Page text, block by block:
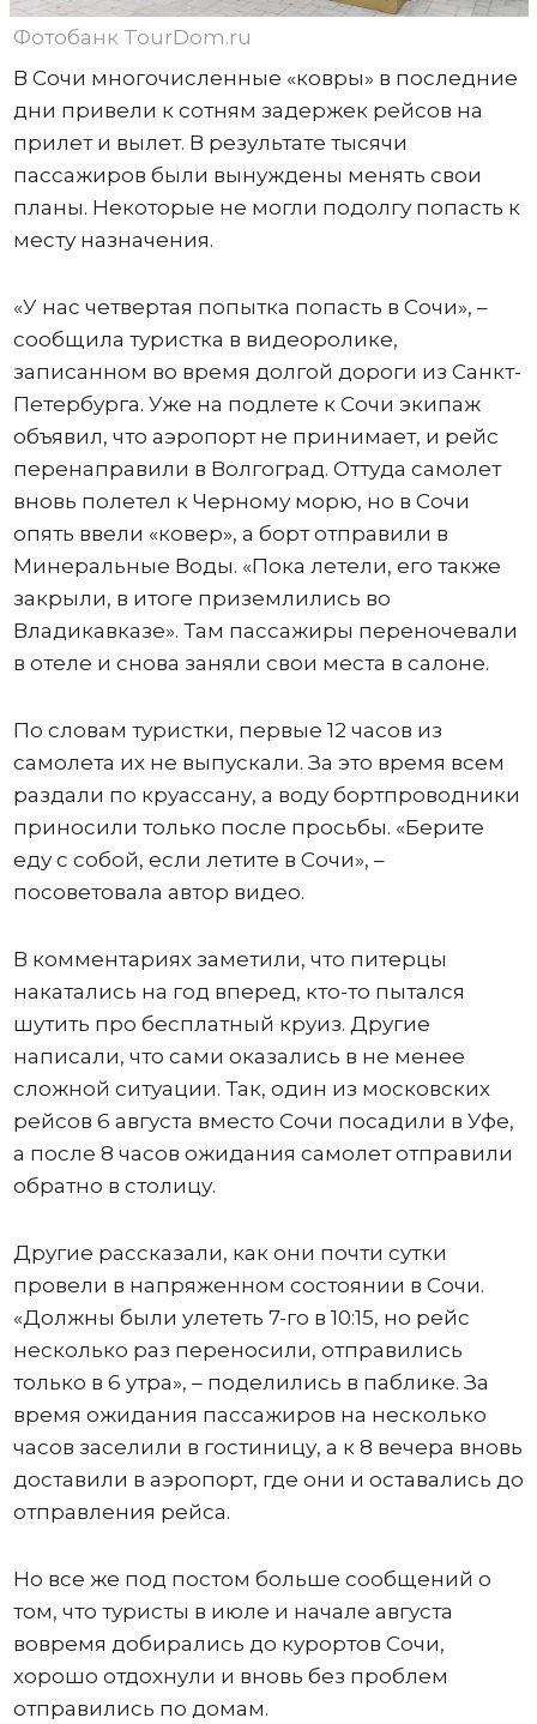
Фотобанк TourDom.ru
В Сочи многочисленные «ковры» в последние
дни привели к сотням задержек рейсов на
прилет и вылет. В результате тысячи
пассажиров были вынуждены менять свои
планы. Некоторые не могли подолгу попасть к
месту назначения.
«У нас четвертая попытка попасть в Сочи», –
сообщила туристка в видеоролике,
записанном во время долгой дороги из Санкт-
Петербурга. Уже на подлете к Сочи экипаж
объявил, что аэропорт не принимает, и рейс
перенаправили в Волгоград. Оттуда самолет
вновь полетел к Черному морю, но в Сочи
опять ввели «ковер», а борт отправили в
Минеральные Воды. «Пока летели, его также
закрыли, в итоге приземлились во
Владикавказе». Там пассажиры переночевали
в отеле и снова заняли свои места в салоне.
По словам туристки, первые 12 часов из
самолета их не выпускали. За это время всем
раздали по круассану, а воду бортпроводники
приносили только после просьбы. «Берите
еду с собой, если летите в Сочи», –
посоветовала автор видео.
В комментариях заметили, что питерцы
накатались на год вперед, кто-то пытался
шутить про бесплатный круиз. Другие
написали, что сами оказались в не менее
сложной ситуации. Так, один из московских
рейсов 6 августа вместо Сочи посадили в Уфе,
а после 8 часов ожидания самолет отправили
обратно в столицу.
Другие рассказали, как они почти сутки
провели в напряженном состоянии в Сочи.
«Должны были улететь 7-го в 10:15, но рейс
несколько раз переносили, отправились
только в 6 утра», – поделились в паблике. За
время ожидания пассажиров на несколько
часов заселили в гостиницу, а к 8 вечера вновь
доставили в аэропорт, где они и оставались до
отправления рейса.
Но все же под постом больше сообщений о
том, что туристы в июле и начале августа
вовремя добирались до курортов Сочи,
хорошо отдохнули и вновь без проблем
отправились по домам.